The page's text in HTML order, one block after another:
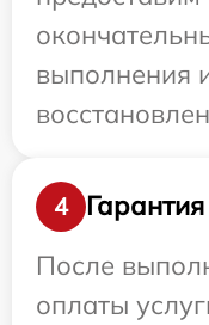
выполнения
4
Гарантия
После
оплаты